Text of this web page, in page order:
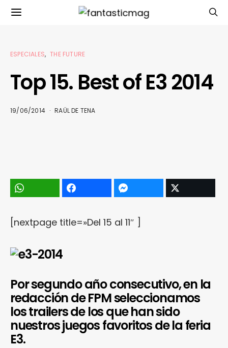
ESPECIALES THE FUTURE
Top 15. Best of E3 2014
19/06/2014 RAÜL DE TENA
[nextpage title=»Del 15 al 11″ ]
Por segundo año consecutivo, en la
redacción de FPM seleccionamos
los trailers de los que han sido
nuestros juegos favoritos de la feria
E3.